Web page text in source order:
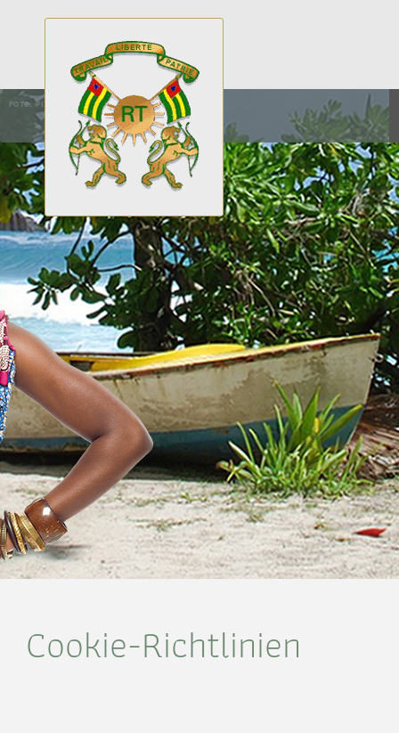
FOTO: PIXABAY.COM / PEXELS
Cookie-Richtlinien